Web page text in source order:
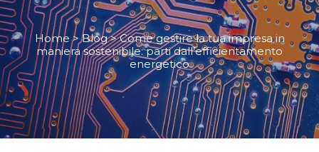
TELECONTROLLO
SERVIZI
EUROTEC
BLOG
LAVORA CON NOI
Home>Blog>Come gestire la tua impresa in
maniera sostenibile: parti dall’efficientamento
energetico